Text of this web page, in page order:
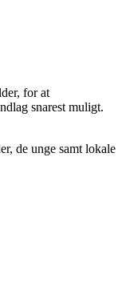
for at
snarest muligt.
de unge samt lokale